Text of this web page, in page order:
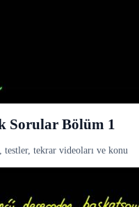
Sorular Bölüm 1
tekrar videoları ve konu